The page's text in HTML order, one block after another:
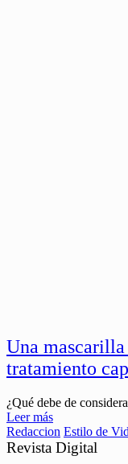
Una mascarilla
tratamiento
¿Qué debe de
Leer más
Redaccion Estilo de
Revista Digital